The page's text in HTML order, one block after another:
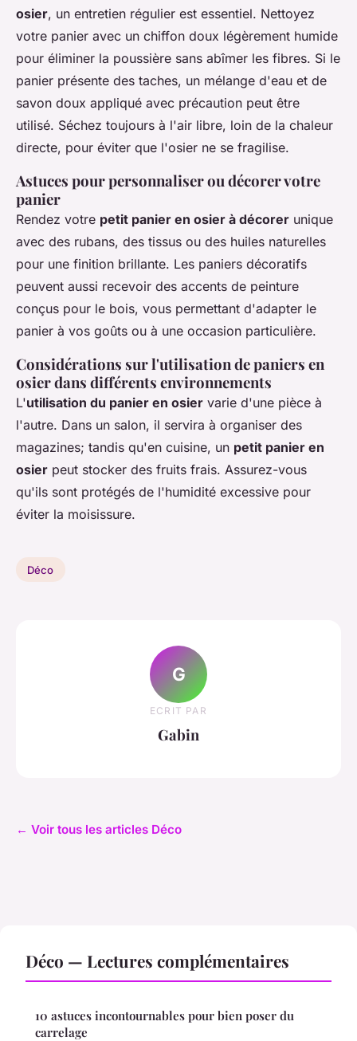
osier, un entretien régulier est essentiel. Nettoyez
votre panier avec un chiffon doux légèrement humide
pour éliminer la poussière sans abîmer les fibres. Si le
panier présente des taches, un mélange d'eau et de
savon doux appliqué avec précaution peut être
utilisé. Séchez toujours à l'air libre, loin de la chaleur
directe, pour éviter que l'osier ne se fragilise.
Astuces pour personnaliser ou décorer votre
panier
Rendez votre petit panier en osier à décorer unique
avec des rubans, des tissus ou des huiles naturelles
pour une finition brillante. Les paniers décoratifs
peuvent aussi recevoir des accents de peinture
conçus pour le bois, vous permettant d'adapter le
panier à vos goûts ou à une occasion particulière.
Considérations sur l'utilisation de paniers en
osier dans différents environnements
L'utilisation du panier en osier varie d'une pièce à
l'autre. Dans un salon, il servira à organiser des
magazines; tandis qu'en cuisine, un petit panier en
osier peut stocker des fruits frais. Assurez-vous
qu'ils sont protégés de l'humidité excessive pour
éviter la moisissure.
Déco
G
ECRIT PAR
Gabin
← Voir tous les articles Déco
Déco — Lectures complémentaires
10 astuces incontournables pour bien poser du
carrelage